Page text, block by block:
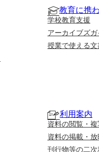
教育に携
学校教育支援
アーカイブズ
授業で使える
利用案内
資料の閲覧・複
資料の掲載・放
刊行物等の二次